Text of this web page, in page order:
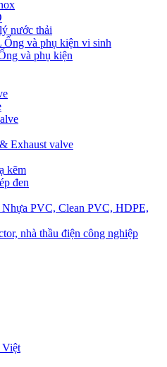
nước thải
Ống và phụ kiện vi sinh
và phụ kiện
Exhaust valve
kẽm
đen
PVC, Clean PVC, HDPE,
nhà thầu điện công nghiệp
Việt